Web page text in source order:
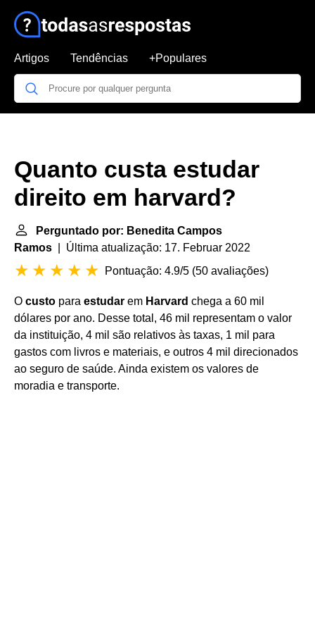
Artigos Tendências +Populares
Quanto custa estudar
direito em harvard?
Perguntado por: Benedita Campos
Ramos | Última atualização: 17. Februar 2022
Pontuação: 4.9/5 (50 avaliações)
O custo para estudar em Harvard chega a 60 mil
dólares por ano. Desse total, 46 mil representam o valor
da instituição, 4 mil são relativos às taxas, 1 mil para
gastos com livros e materiais, e outros 4 mil direcionados
ao seguro de saúde. Ainda existem os valores de
moradia e transporte.